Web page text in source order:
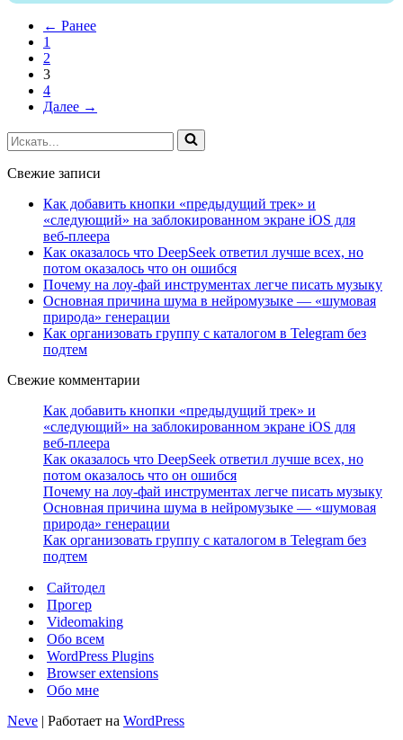
← Ранее
1
2
3
4
Далее →
Искать...
Свежие записи
Как добавить кнопки «предыдущий трек» и
«следующий» на заблокированном экране iOS для
веб‑плеера
Как оказалось что DeepSeek ответил лучше всех, но
потом оказалось что он ошибся
Почему на лоу-фай инструментах легче писать музыку
Основная причина шума в нейромузыке — «шумовая
природа» генерации
Как организовать группу с каталогом в Telegram без
подтем
Свежие комментарии
Как добавить кнопки «предыдущий трек» и
«следующий» на заблокированном экране iOS для
веб‑плеера
Как оказалось что DeepSeek ответил лучше всех, но
потом оказалось что он ошибся
Почему на лоу-фай инструментах легче писать музыку
Основная причина шума в нейромузыке — «шумовая
природа» генерации
Как организовать группу с каталогом в Telegram без
подтем
Сайтодел
Прогер
Videomaking
Обо всем
WordPress Plugins
Browser extensions
Обо мне
Neve | Работает на WordPress